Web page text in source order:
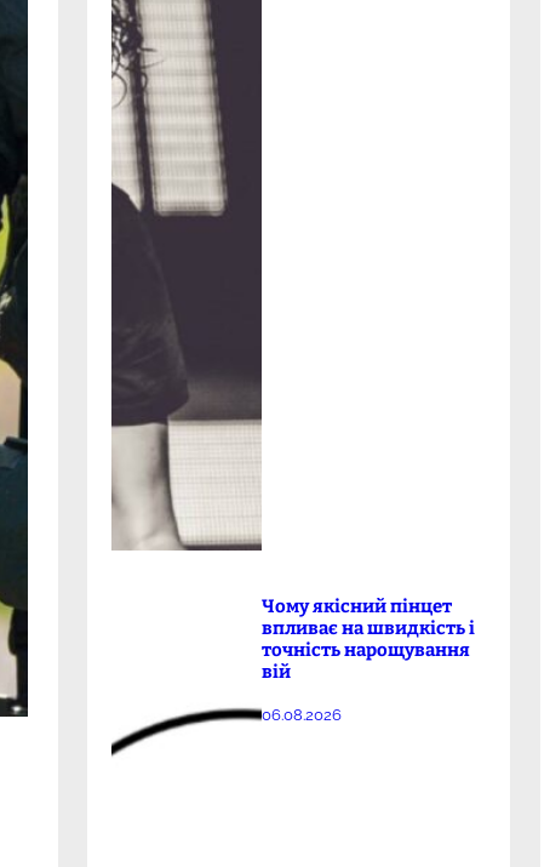
Чому якісний пінцет
впливає на швидкість і
точність нарощування
вій
06.08.2026